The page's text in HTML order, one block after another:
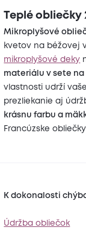
Teplé obliečky
Mikroplyšové
kvetov na béžovej
mikroplyšové deky
materiálu v sete
vlastnosti udrží
prezliekanie aj
krásnu farbu a
Francúzske
K dokonalosti
Údržba obliečok